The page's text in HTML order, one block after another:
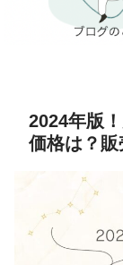
2024年版
価格は？販